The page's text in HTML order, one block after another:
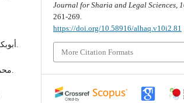
Journal for Sharia and Legal Sciences,
261-269.
https://doi.org/10.58916/alhaq.v10i2.81
More Citation Formats